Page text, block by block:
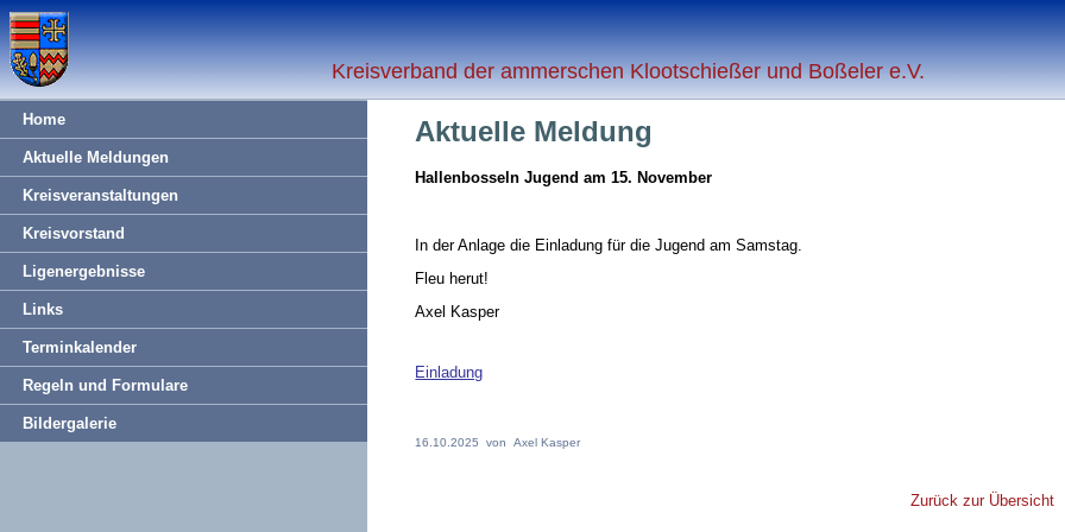
Kreisverband der ammerschen Klootschießer und Boßeler e.V.
Aktuelle Meldung
Hallenbosseln Jugend am 15. November
In der Anlage die Einladung für die Jugend am Samstag.
Fleu herut!
Axel Kasper
Einladung
16.10.2025 von Axel Kasper
Zurück zur Übersicht
Home
Aktuelle Meldungen
Kreisveranstaltungen
Kreisvorstand
Ligenergebnisse
Links
Terminkalender
Regeln und Formulare
Bildergalerie